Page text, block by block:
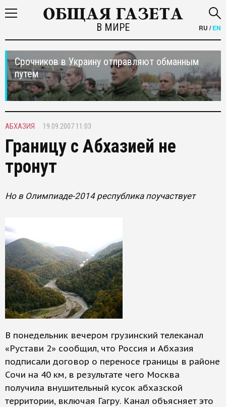
В МИРЕ RU /EN
Срочников в Украину отправляют обманным
путем
АБХАЗИЯ 19.09.2007 11:03
Границу с Абхазией не
тронут
Но в Олимпиаде-2014 республика поучаствует
В понедельник вечером грузинский телеканал
«Рустави 2» сообщил, что Россия и Абхазия
подписали договор о переносе границы в районе
Сочи на 40 км, в результате чего Москва
получила внушительный кусок абхазской
территории, включая Гагру. Канал объясняет это